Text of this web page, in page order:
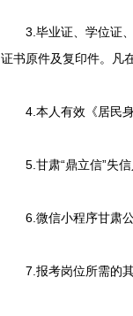
3.毕业证、学位证、
证书原件及复印件。凡
4.本人有效《居民身
5.甘肃“鼎立信”失信
6.微信小程序甘肃公
7.报考岗位所需的其